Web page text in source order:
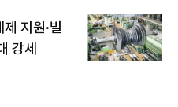
지원·빌
강세